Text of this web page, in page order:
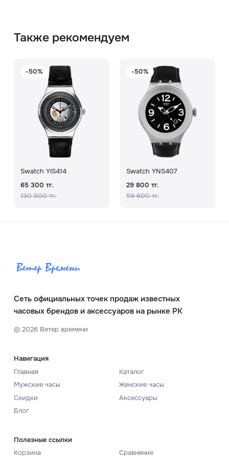
Также рекомендуем
-50%
Swatch YIS414
65 300 тг.
130 500 тг.
-50%
Swatch YNS407
29 800 тг.
59 600 тг.
Сеть официальных точек продаж известных
часовых брендов и аксессуаров на рынке РК
© 2026Ветер времени
Навигация
Главная
Каталог
Мужские часы
Женские часы
Скидки
Аксессуары
Блог
Полезные ссылки
Корзина
Сравнение